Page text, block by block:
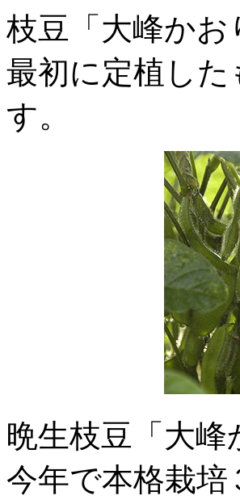
枝豆「大峰か
最初に定植し
す。
晩生枝豆「大
今年で本格栽